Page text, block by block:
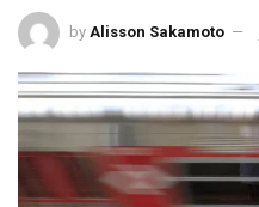
by Alisson Sakamoto